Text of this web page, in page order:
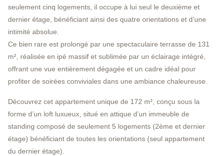
seulement cinq logements, il occupe à lui seul le deuxième et
dernier étage, bénéficiant ainsi des quatre orientations et d’une
intimité absolue.
Ce bien rare est prolongé par une spectaculaire terrasse de 131
m², réalisée en ipé massif et sublimée par un éclairage intégré,
offrant une vue entièrement dégagée et un cadre idéal pour
profiter de soirées conviviales dans une ambiance chaleureuse.
Découvrez cet appartement unique de 172 m², conçu sous la
forme d’un loft luxueux, situé en attique d’un immeuble de
standing composé de seulement 5 logements (2ème et dernier
étage) bénéficiant de toutes les orientations (seul appartement
du dernier étage).